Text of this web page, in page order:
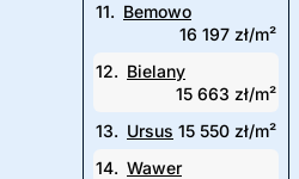
11. Bemowo
16 197 zł/m²
12. Bielany
15 663 zł/m²
13. Ursus 15 550 zł/m²
14. Wawer